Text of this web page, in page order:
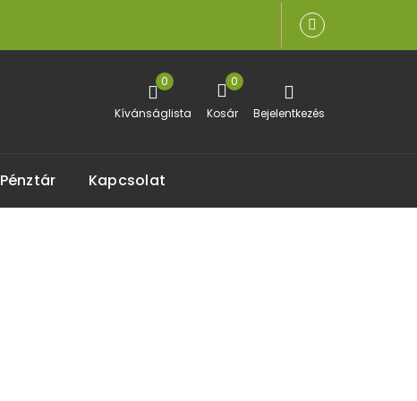
0
Kívánságlista
0
Kosár Bejelentkezés
Pénztár Kapcsolat